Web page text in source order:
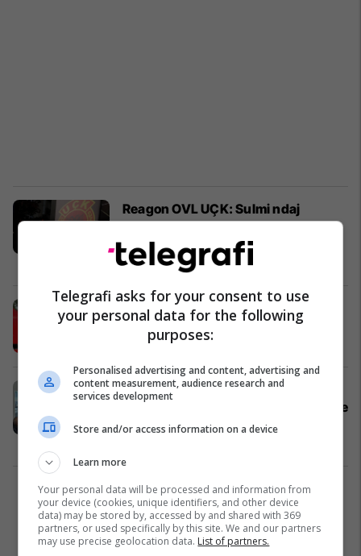
Reagon OVL UÇK: Sulmi ndaj
Clarkut dhe Rubinit është politik, jo
juridik
Drejtësi 28/05/2026
Dëmtohen shkronjat e UÇK-së në
Kaçanik, reagon OVL-ja
Kaçaniku 17/05/2026
Gucati akuzon Kurtin e Sveçlën për
“qytetrrethim” në Skenderaj: Nëse e
merrni Lushtakun me dhunë do të
1
Telegrafi asks for your consent to use
your personal data for the following
purposes:
Personalised advertising and content, advertising and
content measurement, audience research and
services development
Store and/or access information on a device
Learn more
Your personal data will be processed and information from
your device (cookies, unique identifiers, and other device
data) may be stored by, accessed by and shared with 369
partners, or used specifically by this site. We and our partners
may use precise geolocation data. List of partners.